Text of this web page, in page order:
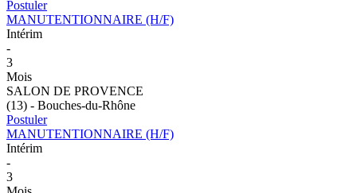
Postuler
MANUTENTIONNAIRE (H/F)
Intérim
-
3
Mois
SALON DE PROVENCE
(13) - Bouches-du-Rhône
Postuler
MANUTENTIONNAIRE (H/F)
Intérim
-
3